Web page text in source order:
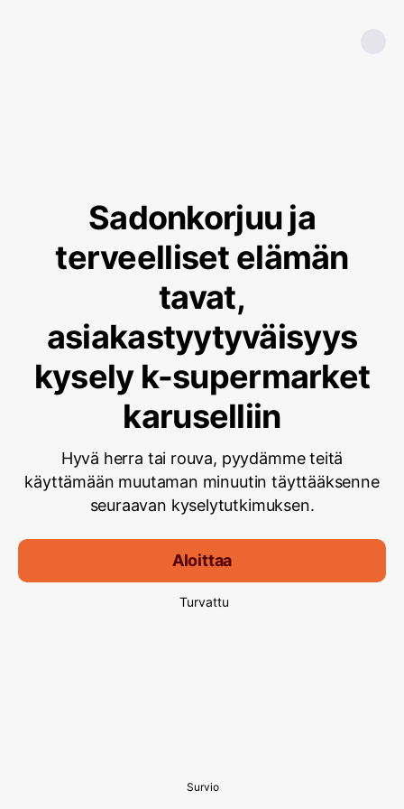
Sadonkorjuu ja
terveelliset elämän
tavat,
asiakastyytyväisyys
kysely k-supermarket
karuselliin
Hyvä herra tai rouva, pyydämme teitä
käyttämään muutaman minuutin täyttääksenne
seuraavan kyselytutkimuksen.
Aloittaa
Turvattu
Survio